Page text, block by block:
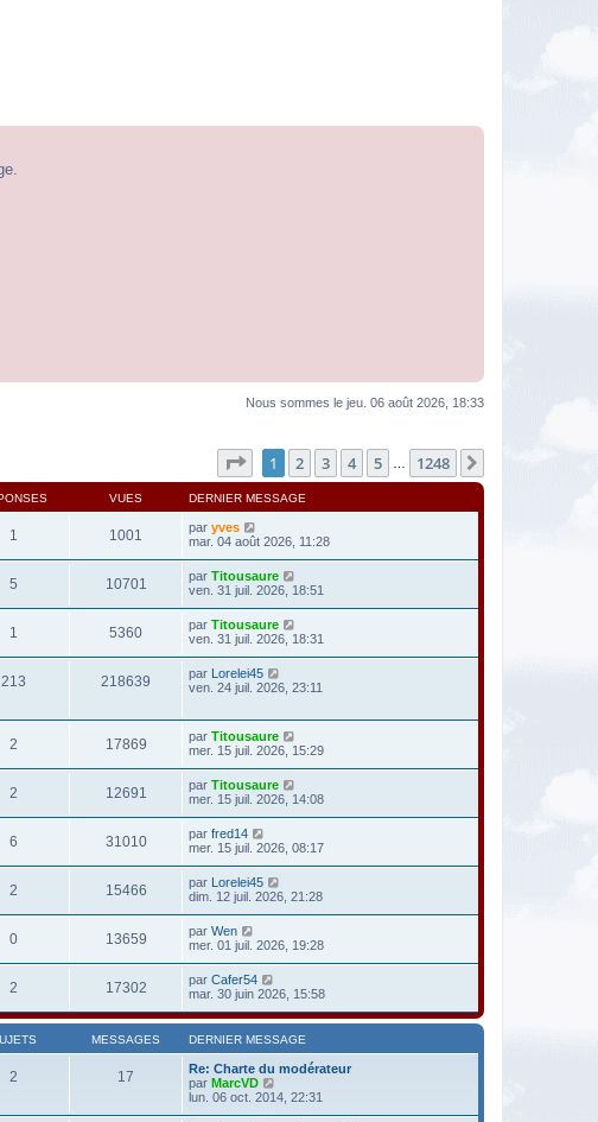
Nous sommes le jeu. 06 août 2026, 18:33
Page sur1248
1 2 3 4 5 1248
VUES DERNIER MESSAGE
1 1001 par yves
mar. 04 août 2026, 11:28
5 10701 par Titousaure
ven. 31 juil. 2026, 18:51
1 5360 par Titousaure
ven. 31 juil. 2026, 18:31
213 218639 par Lorelei45
ven. 24 juil. 2026, 23:11
2 17869 par Titousaure
mer. 15 juil. 2026, 15:29
2 12691 par Titousaure
mer. 15 juil. 2026, 14:08
6 31010 par fred14
mer. 15 juil. 2026, 08:17
2 15466 par Lorelei45
dim. 12 juil. 2026, 21:28
0 13659 par Wen
mer. 01 juil. 2026, 19:28
2 17302 par Cafer54
mar. 30 juin 2026, 15:58
MESSAGES DERNIER MESSAGE
2 17
Re: Charte du modérateur
par MarcVD
o
lun. 06 oct. 2014, 22:31